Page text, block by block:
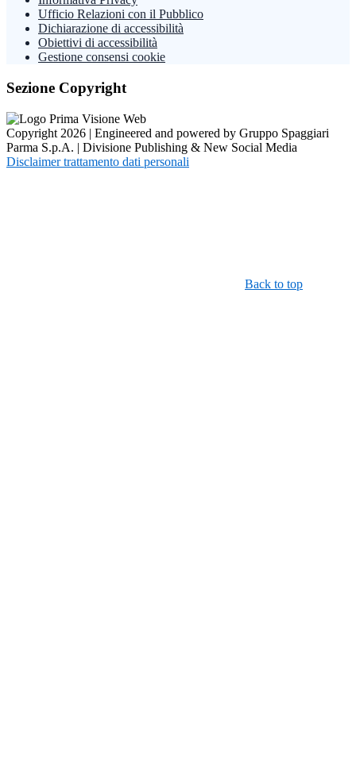
Ufficio Relazioni con il Pubblico
Dichiarazione di accessibilità
Obiettivi di accessibilità
Gestione consensi cookie
Sezione Copyright
Copyright 2026 | Engineered and powered by Gruppo Spaggiari
Parma S.p.A. | Divisione Publishing & New Social Media
Disclaimer trattamento dati personali
Back to top